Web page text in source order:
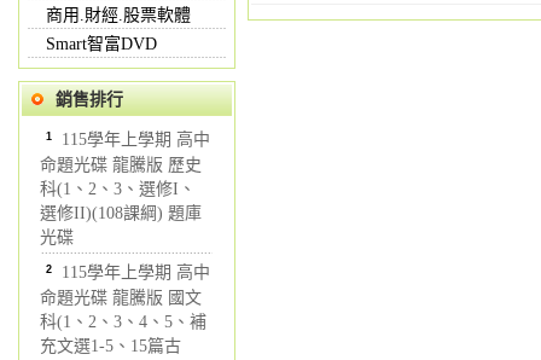
商用.財經.股票軟體
Smart智富DVD
銷售排行
1 115學年上學期 高中
命題光碟 龍騰版 歷史
科(1、2、3、選修I、
選修II)(108課綱) 題庫
光碟
2 115學年上學期 高中
命題光碟 龍騰版 國文
科(1、2、3、4、5、補
充文選1-5、15篇古